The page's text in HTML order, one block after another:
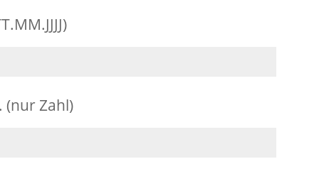
(nur Zahl)